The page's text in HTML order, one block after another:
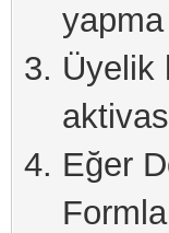
Üyelik
Eğer